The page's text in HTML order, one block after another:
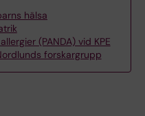
hälsa
(PANDA) vid KPE
forskargrupp